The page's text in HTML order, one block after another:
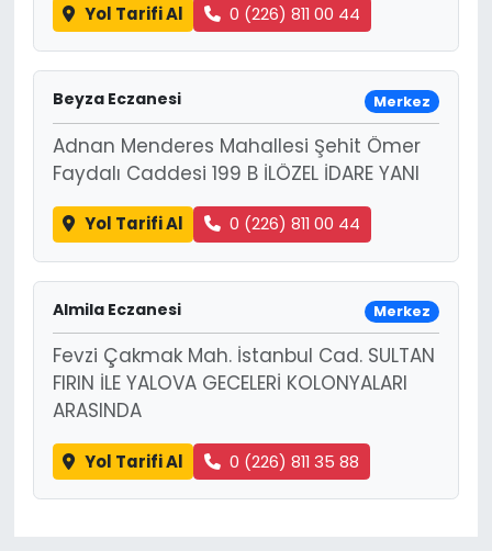
Yol Tarifi Al 0 (226) 811 00 44
Beyza Eczanesi Merkez
Adnan Menderes Mahallesi Şehit Ömer
Faydalı Caddesi 199 B İLÖZEL İDARE YANI
Yol Tarifi Al 0 (226) 811 00 44
Almila Eczanesi Merkez
Fevzi Çakmak Mah. İstanbul Cad. SULTAN
FIRIN İLE YALOVA GECELERİ KOLONYALARI
ARASINDA
Yol Tarifi Al 0 (226) 811 35 88